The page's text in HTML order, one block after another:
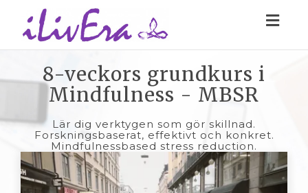
8-veckors grundkurs i
Mindfulness - MBSR
Lär dig verktygen som gör skillnad.
Forskningsbaserat, effektivt och konkret.
Mindfulnessbased stress reduction.